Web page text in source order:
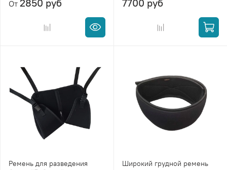
От 2850 руб 7700 руб
Ремень для разведения
Широкий грудной ремень